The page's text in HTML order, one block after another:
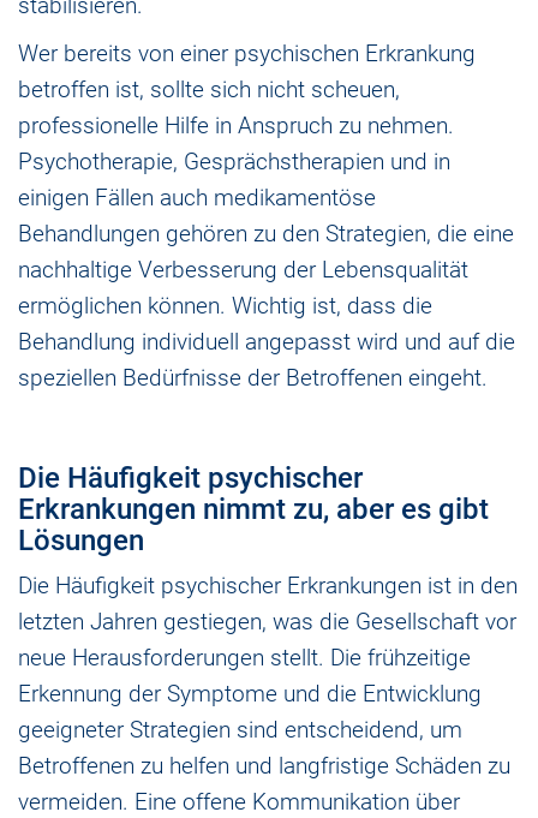
stabilisieren.
Wer bereits von einer psychischen Erkrankung
betroffen ist, sollte sich nicht scheuen,
professionelle Hilfe in Anspruch zu nehmen.
Psychotherapie, Gesprächstherapien und in
einigen Fällen auch medikamentöse
Behandlungen gehören zu den Strategien, die eine
nachhaltige Verbesserung der Lebensqualität
ermöglichen können. Wichtig ist, dass die
Behandlung individuell angepasst wird und auf die
speziellen Bedürfnisse der Betroffenen eingeht.
Die Häufigkeit psychischer
Erkrankungen nimmt zu, aber es gibt
Lösungen
Die Häufigkeit psychischer Erkrankungen ist in den
letzten Jahren gestiegen, was die Gesellschaft vor
neue Herausforderungen stellt. Die frühzeitige
Erkennung der Symptome und die Entwicklung
geeigneter Strategien sind entscheidend, um
Betroffenen zu helfen und langfristige Schäden zu
vermeiden. Eine offene Kommunikation über